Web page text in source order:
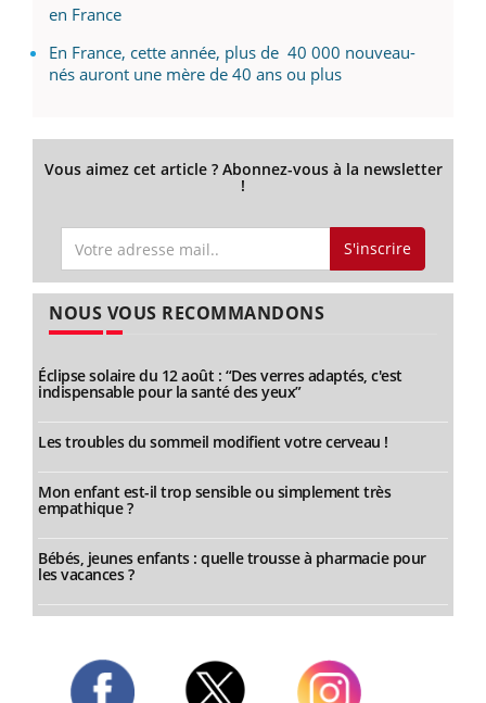
en France
En France, cette année, plus de 40 000 nouveau-
nés auront une mère de 40 ans ou plus
Vous aimez cet article ? Abonnez-vous à la newsletter
!
S'inscrire
NOUS VOUS RECOMMANDONS
Éclipse solaire du 12 août : “Des verres adaptés, c'est
indispensable pour la santé des yeux”
Les troubles du sommeil modifient votre cerveau !
Mon enfant est-il trop sensible ou simplement très
empathique ?
Bébés, jeunes enfants : quelle trousse à pharmacie pour
les vacances ?